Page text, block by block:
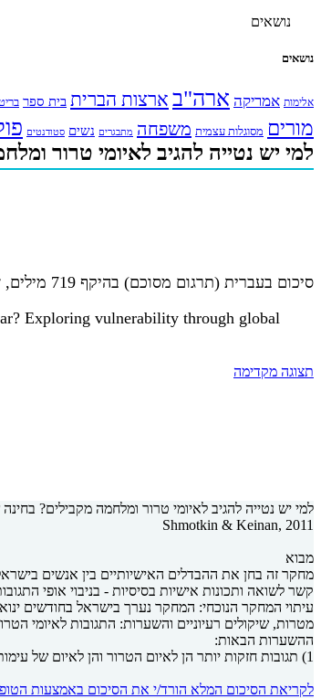
נושאים
נושאים
אלימות אמריקה ארה"ב ארצות הברית בית ספר
מורים מסוגלות עצמית משפחה מתבגרים נשים סטודנטים
למי יש נטייה להגיב לאיומי טרור
סיכום בעברית (תרגום מסוכם) בהיקף 719 מילים, של המאמר:
Exploring vulnerability through global
תצוגה מקדימה
למי יש נטייה להגיב לאיומי טרור ומלחמה מקבילים?
Shmotkin & Keinan, 2011
מבוא
מחקר זה בחן את ההבדלים האישיותיים בין אנשים
קשר לשואה ותכונות אישיות בסיסיות - בניבוי אופי
עיתוי המחקר הנוכחי: המחקר נערך בישראל בחודשים ינואר עד מאי 2003, בזמן שאיום של פעולות טרור במסגרת אינתיפאדת אל-אקצה חפף לאיום חדש יותר של
מטרות, שיקולים רעיוניים והשערות: התגובות לאיומי
ההשערות הבאות:
1) תגובות חזקות יותר הן לאיום הטרור והן לאיום של עימות אפשרי עם עיראק יהיו מתואמים עם סטטוס השכלתי וכלכלי...
לקריאת הסיכום המלא הורד/י את הסיכום באמצעות